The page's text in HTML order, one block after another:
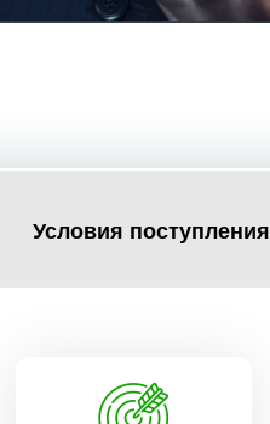
Условия поступления